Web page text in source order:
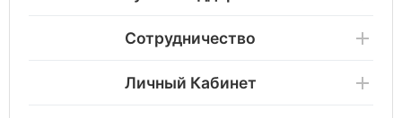
Сотрудничество
Личный Кабинет